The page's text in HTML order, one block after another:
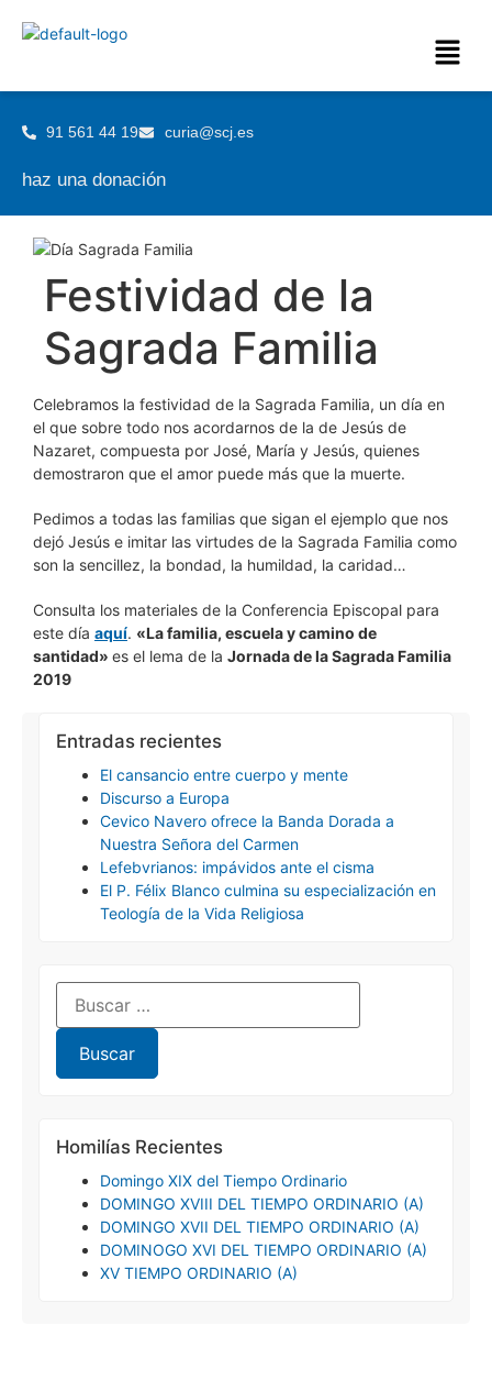
91 561 44 19 curia@scj.es
haz una donación
Festividad de la
Sagrada Familia
Celebramos la festividad de la Sagrada Familia, un día en
el que sobre todo nos acordarnos de la de Jesús de
Nazaret, compuesta por José, María y Jesús, quienes
demostraron que el amor puede más que la muerte.
Pedimos a todas las familias que sigan el ejemplo que nos
dejó Jesús e imitar las virtudes de la Sagrada Familia como
son la sencillez, la bondad, la humildad, la caridad…
Consulta los materiales de la Conferencia Episcopal para
este día aquí. «La familia, escuela y camino de
santidad» es el lema de la Jornada de la Sagrada Familia
2019
Entradas recientes
El cansancio entre cuerpo y mente
Discurso a Europa
Cevico Navero ofrece la Banda Dorada a
Nuestra Señora del Carmen
Lefebvrianos: impávidos ante el cisma
El P. Félix Blanco culmina su especialización en
Teología de la Vida Religiosa
Homilías Recientes
Domingo XIX del Tiempo Ordinario
DOMINGO XVIII DEL TIEMPO ORDINARIO (A)
DOMINGO XVII DEL TIEMPO ORDINARIO (A)
DOMINOGO XVI DEL TIEMPO ORDINARIO (A)
XV TIEMPO ORDINARIO (A)